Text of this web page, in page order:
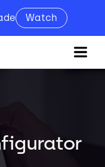
Watch